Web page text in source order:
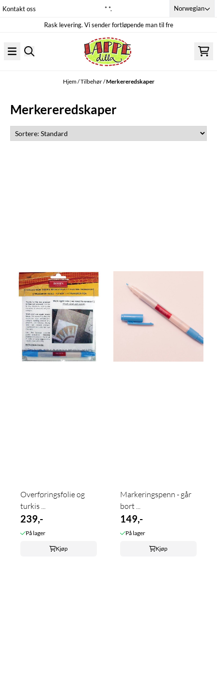
Hopp til innhold
Kontakt oss * *. Norwegian
Rask levering. Vi sender fortløpende man til fre
Hjem/Tilbehør/Merkereredskaper
Merkereredskaper
Overføringsfolie og
turkis ...
239,-
På lager
Kjøp
Markeringspenn - går
bort ...
149,-
På lager
Kjøp